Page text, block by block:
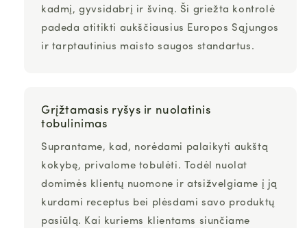
kadmį, gyvsidabrį ir šviną. Ši griežta kontrolė
padedaatitikti aukščiausius Europos Sąjungos
ir tarptautinius maisto saugos standartus .
Grįžtamasis ryšys ir nuolatinis
tobulinimas
Suprantame, kad, norėdami palaikyti aukštą
kokybę, privalome tobulėti. Todėl nuolat
domimės klientų nuomone ir atsižvelgiame į ją
kurdami receptus bei plėsdami savo produktų
pasiūlą. Kai kuriems klientams siunčiame